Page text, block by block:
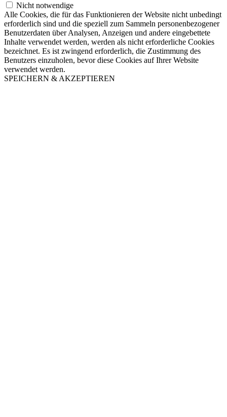
Nicht notwendige
Alle Cookies, die für das Funktionieren der Website nicht unbedingt
erforderlich sind und die speziell zum Sammeln personenbezogener
Benutzerdaten über Analysen, Anzeigen und andere eingebettete
Inhalte verwendet werden, werden als nicht erforderliche Cookies
bezeichnet. Es ist zwingend erforderlich, die Zustimmung des
Benutzers einzuholen, bevor diese Cookies auf Ihrer Website
verwendet werden.
SPEICHERN & AKZEPTIEREN